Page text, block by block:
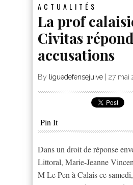
ACTUALITÉS
La prof
Civitas
accusations
By liguedefensejuive 27 mai
Pin It
Dans un droit de réponse
Littoral, Marie-Jeanne
M Le Pen à Calais ce